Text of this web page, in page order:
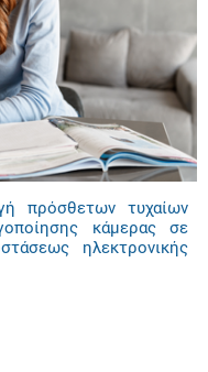
πρόσθετων τυχαίων
κάμερας σε
ηλεκτρονικής